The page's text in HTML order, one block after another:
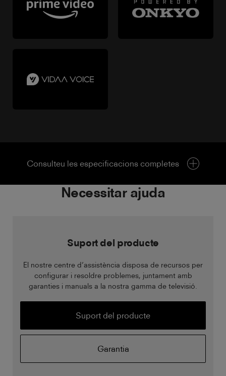
Consulteu les especificacions completes
Necessitar ajuda
Suport del producte
El nostre centre d’assistència disposa de recursos per
configurar i resoldre problemes, juntament amb
garanties i manuals a la nostra gamma de televisió.
Suport del producte
Garantia